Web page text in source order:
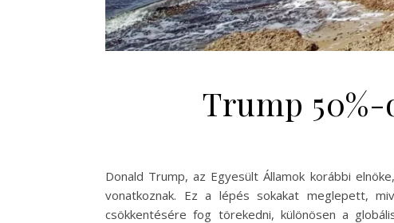
Trump 50%-
Donald Trump, az Egyesült Államok korábbi
vonatkoznak. Ez a lépés sokakat meglepett,
csökkentésére fog törekedni, különösen a